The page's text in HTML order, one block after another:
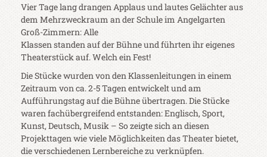
Vier Tage lang drangen Applaus und lautes Gelächter aus
dem Mehrzweckraum an der Schule im Angelgarten
Groß-Zimmern: Alle
Klassen standen auf der Bühne und führten ihr eigenes
Theaterstück auf. Welch ein Fest!
Die Stücke wurden von den Klassenleitungen in einem
Zeitraum von ca. 2-5 Tagen entwickelt und am
Aufführungstag auf die Bühne übertragen. Die Stücke
waren fachübergreifend entstanden: Englisch, Sport,
Kunst, Deutsch, Musik – So zeigte sich an diesen
Projekttagen wie viele Möglichkeiten das Theater bietet,
die verschiedenen Lernbereiche zu verknüpfen.